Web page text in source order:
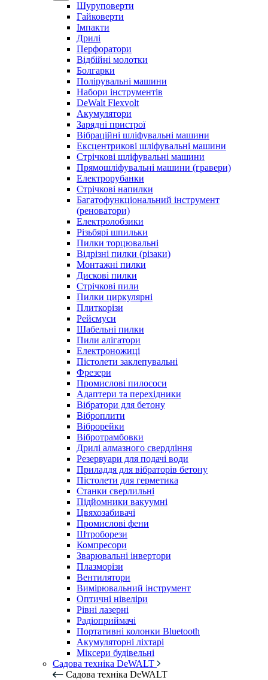
Шуруповерти
Гайковерти
Імпакти
Дрилі
Перфоратори
Відбійні молотки
Болгарки
Полірувальні машини
Набори інструментів
DeWalt Flexvolt
Акумулятори
Зарядні пристрої
Вібраційні шліфувальні машини
Ексцентрикові шліфувальні машини
Стрічкові шліфувальні машини
Прямошліфувальні машини (гравери)
Електрорубанки
Стрічкові напилки
Багатофункціональний інструмент
(реноватори)
Електролобзики
Різьбярі шпильки
Пилки торцювальні
Відрізні пилки (різаки)
Монтажні пилки
Дискові пилки
Стрічкові пили
Пилки циркулярні
Плиткорізи
Рейсмуси
Шабельні пилки
Пили алігатори
Електроножиці
Пістолети заклепувальні
Фрезери
Промислові пилососи
Адаптери та перехідники
Вібратори для бетону
Віброплити
Віброрейки
Вібротрамбовки
Дрилі алмазного свердління
Резервуари для подачі води
Приладдя для вібраторів бетону
Пістолети для герметика
Станки сверлильні
Підйомники вакуумні
Цвяхозабивачі
Промислові фени
Штроборези
Компресори
Зварювальні інвертори
Плазморізи
Вентилятори
Вимірювальний інструмент
Оптичні нівеліри
Рівні лазерні
Радіоприймачі
Портативні колонки Bluetooth
Акумуляторні ліхтарі
Міксери будівельні
Садова техніка DeWALT
Садова техніка DeWALT